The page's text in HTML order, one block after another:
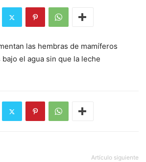
las hembras de mamíferos
el agua sin que la leche
Artículo siguiente